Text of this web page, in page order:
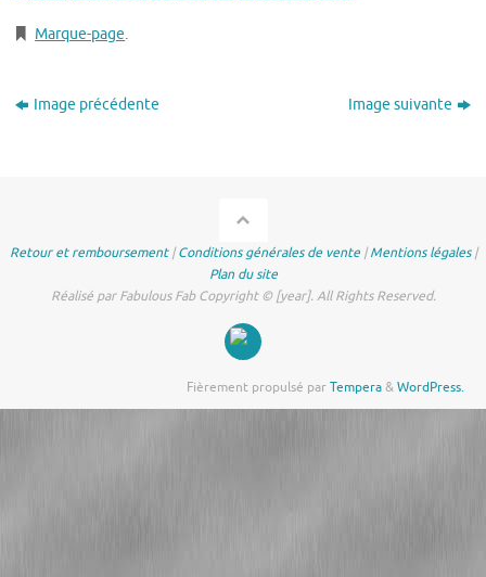
Marque-page.
Image précédente Image suivante
Retour et remboursement|Conditions générales de vente|Mentions légales|
Plan du site
Réalisé par Fabulous Fab Copyright © [year]. All Rights Reserved.
Fièrement propulsé parTempera&WordPress.